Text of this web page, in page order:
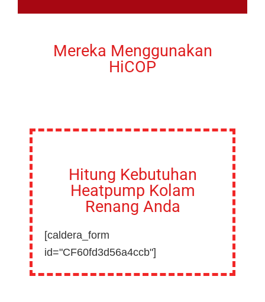
Mereka Menggunakan
HiCOP
Hitung Kebutuhan
Heatpump Kolam
Renang Anda
[caldera_form
id="CF60fd3d56a4ccb"]